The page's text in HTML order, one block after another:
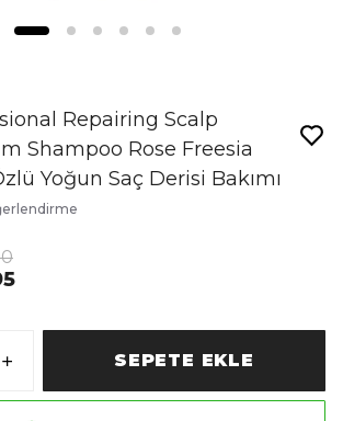
Repairing Scalp
Shampoo Rose Freesia
Yoğun Saç Derisi Bakımı
SEPETE EKLE